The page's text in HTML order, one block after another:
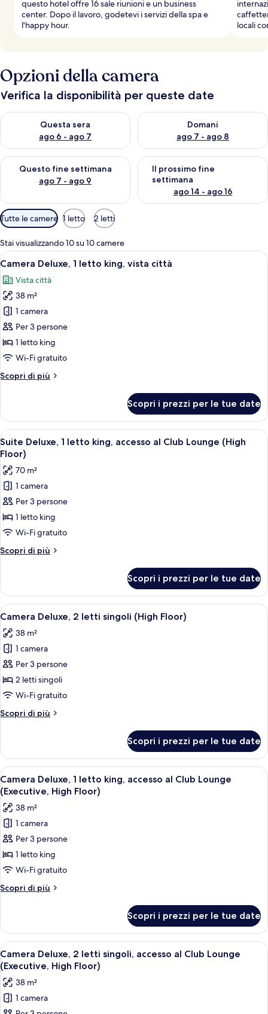
questo hotel offre 16 sale riunioni e un business
center. Dopo il lavoro, godetevi i servizi della spa e
l'happy hour.
locali
Opzioni della camera
Verifica la disponibilità per queste date
Questa sera
ago 6 - ago 7
Verifica la disponibilità per questa sera, ago 6 - ago 7
Domani
ago 7 - ago 8
Verifica la disponibilità per
Questo fine settimana
ago 7 - ago 9
Verifica la disponibilità per questo fine settimana, ago 7 - ago
Il prossimo fine
settimana
ago 14 - ago 16
Verifica la disponibilità per il
Filtri
disponibili
per
le
camere
Tutte le camere 1 letto 2 letti
Stai visualizzando 10 su 10 camere
Apri
tutte
le
foto
per
Camera
Deluxe,
1
king,
Una camera d'albergo con un letto
7
Camera Deluxe, 1 letto king, vista città
Vista città
38 m²
1 camera
Per 3 persone
1 letto king
Wi-Fi gratuito
Scopri di più
Altri
Deluxe,
letto
king,
città
Scopri i prezzi per le tue date
Apri
tutte
le
foto
per
Suite
Deluxe,
1
letto
king,
al
Club
Lounge
(High
Floor)
Una camera d'albergo con un letto
5
Suite Deluxe, 1 letto king, accesso al Club Lounge (High
Floor)
70 m²
1 camera
Per 3 persone
1 letto king
Wi-Fi gratuito
Scopri di più
Altri
Deluxe,
letto
accesso
al
Lounge
(High
Floor)
Scopri i prezzi per le tue date
Apri
tutte
le
foto
per
Camera
Deluxe,
letti
Floor)
Una camera d'albergo con due letti,
5
Camera Deluxe, 2 letti singoli (High Floor)
38 m²
1 camera
Per 3 persone
2 letti singoli
Wi-Fi gratuito
Scopri di più
Altri
Deluxe,
letti
singoli
(High
Floor)
Scopri i prezzi per le tue date
Apri
tutte
le
foto
per
Camera
Deluxe,
1
letto
king,
al
Club
Lounge
(Executive,
High
Floor)
Camera Deluxe, 1 letto king,
8
Camera Deluxe, 1 letto king, accesso al Club Lounge
(Executive, High Floor)
38 m²
1 camera
Per 3 persone
1 letto king
Wi-Fi gratuito
Scopri di più
Altri
Deluxe,
letto
king,
accesso
al
Club
Lounge
Scopri i prezzi per le tue date
Apri
tutte
le
foto
per
Una camera d'albergo con due letti,
6
Camera Deluxe, 2 letti singoli, accesso al Club Lounge
(Executive, High Floor)
38 m²
1 camera